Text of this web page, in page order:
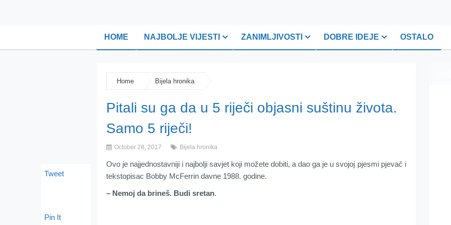
HOME NAJBOLJE VIJESTI ZANIMLJIVOSTI DOBRE IDEJE OSTALO
Home Bijela hronika
Pitali su ga da u 5 riječi objasni suštinu života.
Samo 5 riječi!
October 28, 2017 Bijela hronika
Ovo je najjednostavniji i najbolji savjet koji možete dobiti, a dao ga je u svojoj pjesmi pjevač i
tekstopisac Bobby McFerrin davne 1988. godine.
– Nemoj da brineš. Budi sretan.
Tweet
Pin It